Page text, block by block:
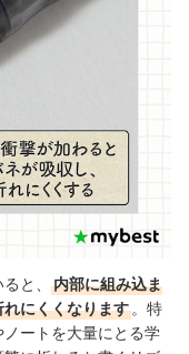
と、
内部に組み込ま
にくくなります 。特
ートを大量にとる学